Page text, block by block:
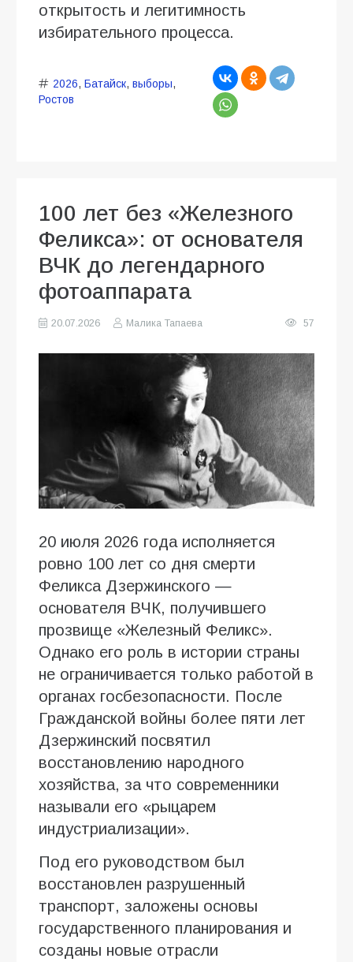
открытость и легитимность
избирательного процесса.
2026, Батайск, выборы,
Ростов
100 лет без «Железного
Феликса»: от основателя
ВЧК до легендарного
фотоаппарата
20.07.2026 Малика Тапаева 57
20 июля 2026 года исполняется
ровно 100 лет со дня смерти
Феликса Дзержинского —
основателя ВЧК, получившего
прозвище «Железный Феликс».
Однако его роль в истории страны
не ограничивается только работой в
органах госбезопасности. После
Гражданской войны более пяти лет
Дзержинский посвятил
восстановлению народного
хозяйства, за что современники
называли его «рыцарем
индустриализации».
Под его руководством был
восстановлен разрушенный
транспорт, заложены основы
государственного планирования и
созданы новые отрасли